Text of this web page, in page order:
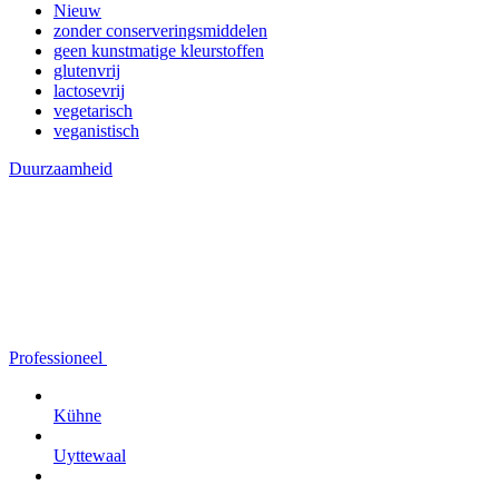
Nieuw
zonder conserveringsmiddelen
geen kunstmatige kleurstoffen
glutenvrij
lactosevrij
vegetarisch
veganistisch
Duurzaamheid
Professioneel
Kühne
Uyttewaal